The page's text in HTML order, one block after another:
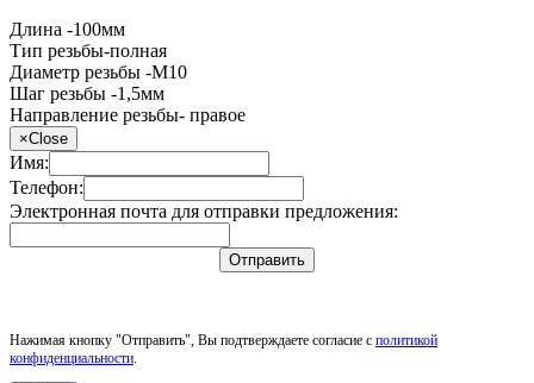
Длина -100мм
Тип резьбы-полная
Диаметр резьбы -М10
Шаг резьбы -1,5мм
Направление резьбы- правое
×Close
Имя:
Телефон:
Электронная почта для отправки предложения:
Отправить
Нажимая кнопку "Отправить", Вы подтверждаете согласие с политикой
конфиденциальности.